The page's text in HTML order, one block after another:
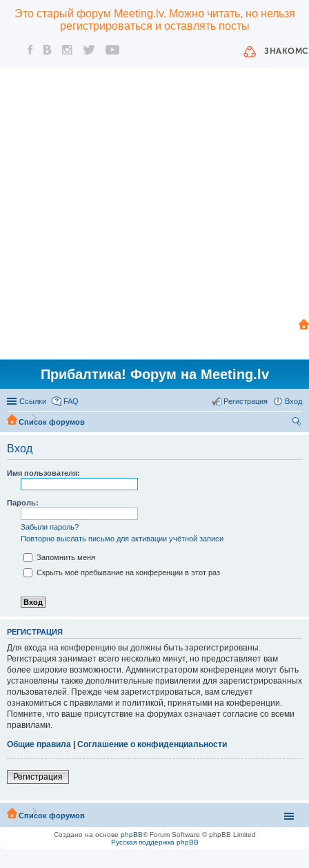
Это старый форум Meeting.lv. Можно читать, но нельзя
регистрироваться и оставлять посты
Прибалтика! Форум на Meeting.lv
Ссылки FAQ Вход
Регистрация
Список форумов
Вход
Имя пользователя:
Пароль:
Забыли пароль?
Повторно выслать письмо для активации учётной записи
Запомнить меня
Скрыть моё пребывание на конференции в этот раз
РЕГИСТРАЦИЯ
Для входа на конференцию вы должны быть зарегистрированы.
Регистрация занимает всего несколько минут, но предоставляет вам
более широкие возможности. Администратором конференции могут быть
установлены также дополнительные привилегии для зарегистрированных
пользователей. Прежде чем зарегистрироваться, вам следует
ознакомиться с правилами и политикой, принятыми на конференции.
Помните, что ваше присутствие на форумах означает согласие со всеми
правилами.
Общие правила
Соглашение о конфиденциальности
Регистрация
Список форумов
Создано на основе phpBB® Forum Software © phpBB Limited
Русская поддержка phpBB